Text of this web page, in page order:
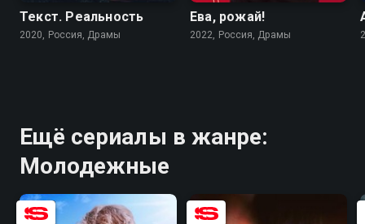
Текст. Реальность
2020, Россия, Драмы
Ева, рожай!
2022, Россия, Драмы
Ещё сериалы в жанре:
Молодежные